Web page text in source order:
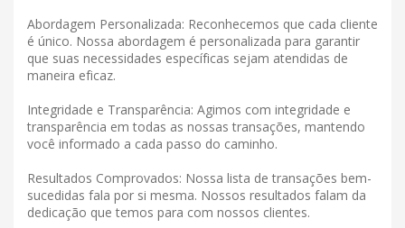
Abordagem Personalizada: Reconhecemos que cada cliente
é único. Nossa abordagem é personalizada para garantir
que suas necessidades específicas sejam atendidas de
maneira eficaz.
Integridade e Transparência: Agimos com integridade e
transparência em todas as nossas transações, mantendo
você informado a cada passo do caminho.
Resultados Comprovados: Nossa lista de transações bem-
sucedidas fala por si mesma. Nossos resultados falam da
dedicação que temos para com nossos clientes.